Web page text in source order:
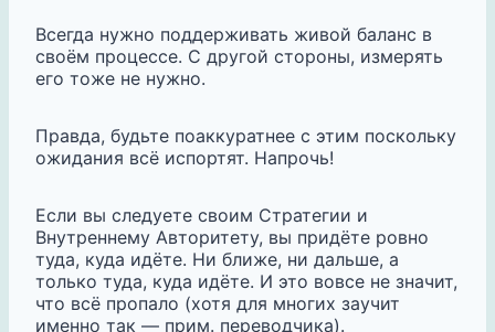
Всегда нужно поддерживать живой баланс в
своём процессе. С другой стороны, измерять
его тоже не нужно.
Правда, будьте поаккуратнее с этим поскольку
ожидания всё испортят. Напрочь!
Если вы следуете своим Стратегии и
Внутреннему Авторитету, вы придёте ровно
туда, куда идёте. Ни ближе, ни дальше, а
только туда, куда идёте. И это вовсе не значит,
что всё пропало (хотя для многих заучит
именно так — прим. переводчика).